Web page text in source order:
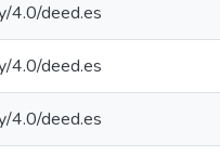
4.0/deed.es
4.0/deed.es
4.0/deed.es